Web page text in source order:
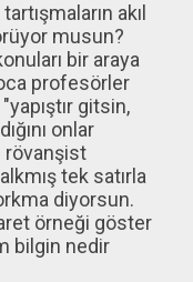
akıl
musun?
bir araya
profesörler
gitsin,
onlar
rövanşist
tek satırla
diyorsun.
örneği göster
bilgin nedir